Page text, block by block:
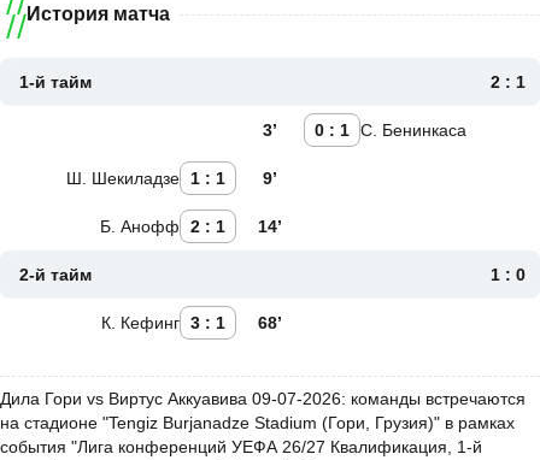
История матча
1-й тайм 2 : 1
0 : 1 С. Бенинкаса
3’
1 : 1
Ш. Шекиладзе 9’
2 : 1
Б. Анофф 14’
2-й тайм 1 : 0
3 : 1
К. Кефинг 68’
Дила Гори vs Виртус Аккуавива 09-07-2026: команды встречаются
на стадионе "Tengiz Burjanadze Stadium (Гори, Грузия)" в рамках
события "Лига конференций УЕФА 26/27 Квалификация, 1-й